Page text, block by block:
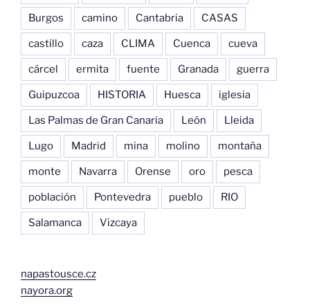
Burgos camino Cantabria CASAS
castillo caza CLIMA Cuenca cueva
cárcel ermita fuente Granada guerra
Guipuzcoa HISTORIA Huesca iglesia
Las Palmas de Gran Canaria León Lleida
Lugo Madrid mina molino montaña
monte Navarra Orense oro pesca
población Pontevedra pueblo RIO
Salamanca Vizcaya
napastousce.cz
nayora.org